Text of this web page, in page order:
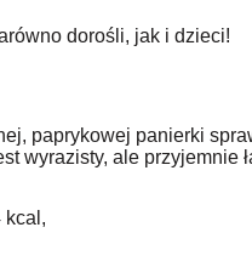
dorośli, jak i dzieci!
paprykowej panierki
wyrazisty, ale przyjemnie
kcal,